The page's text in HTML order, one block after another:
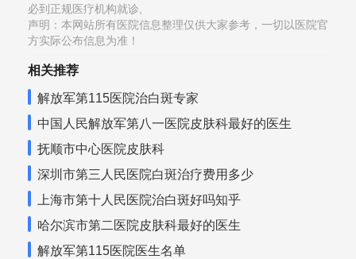
必到正规医疗机构就诊,
声明：本网站所有医院信息整理仅供大家参考，一切以医院官
方实际公布信息为准！
相关推荐
解放军第115医院治白斑专家
中国人民解放军第八一医院皮肤科最好的医生
抚顺市中心医院皮肤科
深圳市第三人民医院白斑治疗费用多少
上海市第十人民医院治白斑好吗知乎
哈尔滨市第二医院皮肤科最好的医生
解放军第115医院医生名单